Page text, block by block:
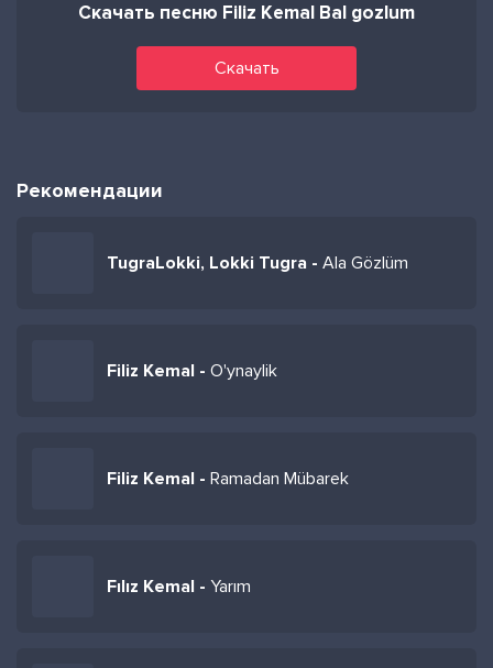
Скачать песню Filiz Kemal Bal gozlum
Скачать
Рекомендации
TugraLokki, Lokki Tugra - Ala Gözlüm
Filiz Kemal - O'ynaylik
Filiz Kemal - Ramadan Mübarek
Fılız Kemal - Yarım